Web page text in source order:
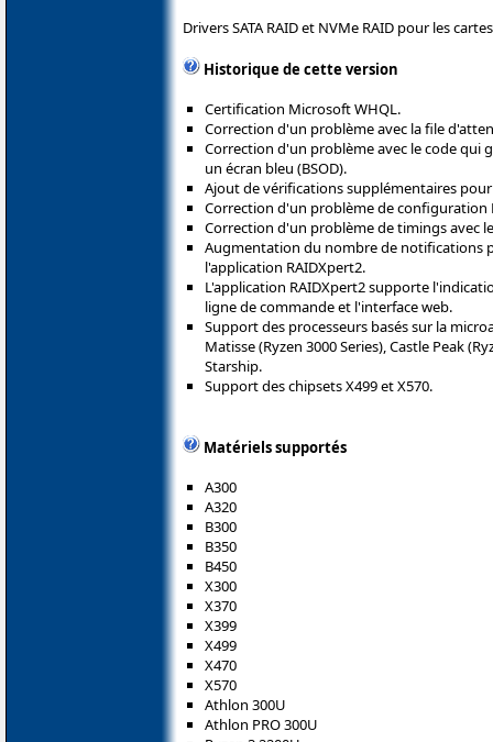
Drivers SATA RAID et NVMe RAID pour les
Historique de cette version
Certification Microsoft WHQL.
Correction d'un problème avec la file
Correction d'un problème avec le code qui
un écran bleu (BSOD).
Ajout de vérifications supplémentaires
Correction d'un problème de configuration
Correction d'un problème de timings avec
Augmentation du nombre de notifications
l'application RAIDXpert2.
L'application RAIDXpert2 supporte
ligne de commande et l'interface web.
Support des processeurs basés sur la
Matisse (Ryzen 3000 Series), Castle Peak
Starship.
Support des chipsets X499 et X570.
Matériels supportés
A300
A320
B300
B350
B450
X300
X370
X399
X499
X470
X570
Athlon 300U
Athlon PRO 300U